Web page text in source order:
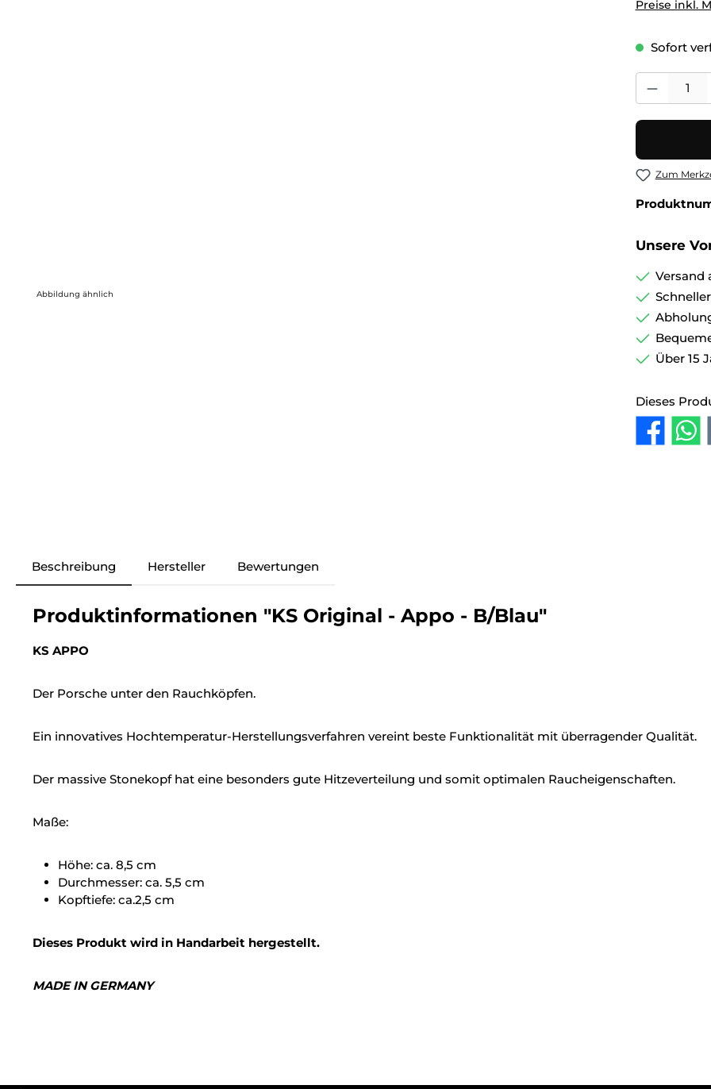
Abbildung ähnlich
Preise inkl.
Sofort
Produkt
Zum
Unsere
Versand
Über 15
Dieses
Beschreibung Hersteller Bewertungen
Produktinformationen "KS Original - Appo - B/Blau"
KS APPO
Der Porsche unter den Rauchköpfen.
Ein innovatives Hochtemperatur-Herstellungsverfahren vereint beste Funktionalität mit überragender Qualität.
Der massive Stonekopf hat eine besonders gute Hitzeverteilung und somit optimalen Raucheigenschaften.
Maße:
Höhe: ca. 8,5 cm
Durchmesser: ca. 5,5 cm
Kopftiefe: ca.2,5 cm
Dieses Produkt wird in Handarbeit hergestellt.
MADE IN GERMANY